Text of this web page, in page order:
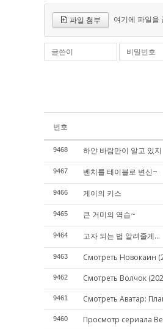
파일 첨부 여기에 파일을
글쓴이 비밀번호
번호
9468 하얀 바람만이 알고 있지
9467 벤치를 테이블로 변신~
9466 게이의 키스
9465 큰 거미의 역습~
9464 고자 되는 법 알려줄게...
9463 Смотреть Новокаин
9462 Смотреть Волчок
9461 Смотреть Аватар:
9460 Просмотр сериала